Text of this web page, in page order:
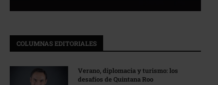
COLUMNAS EDITORIALES
Verano, diplomacia y turismo: los
desafíos de Quintana Roo